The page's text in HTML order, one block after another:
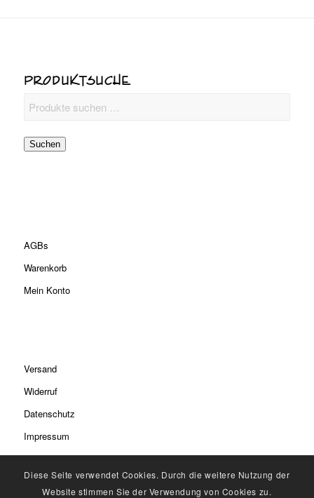
PRODUKTSUCHE
Suchen
AGBs
Warenkorb
Mein Konto
Versand
Widerruf
Datenschutz
Impressum
Diese Seite verwendet Cookies. Durch die weitere Nutzung der
Website stimmen Sie der Verwendung von Cookies zu.